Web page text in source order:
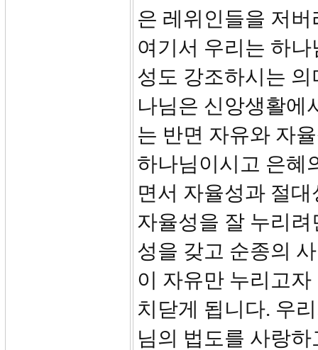
은 레위인들을 저
여기서 우리는 하
성도 강조하시는
나님은 신앙생활에
는 반면 자유와 자
하나님이시고 은혜
면서 자율성과 절
자율성을 잘 누리
성을 갖고 순종의
이 자유만 누리고
치닫게 됩니다. 우
님의 법도를 사랑